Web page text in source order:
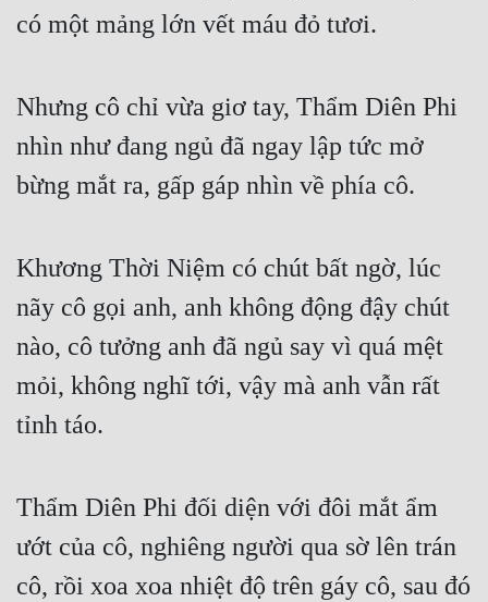
có một mảng lớn vết máu đỏ tươi.
Nhưng cô chỉ vừa giơ tay, Thẩm Diên Phi
nhìn như đang ngủ đã ngay lập tức mở
bừng mắt ra, gấp gáp nhìn về phía cô.
Khương Thời Niệm có chút bất ngờ, lúc
nãy cô gọi anh, anh không động đậy chút
nào, cô tưởng anh đã ngủ say vì quá mệt
mỏi, không nghĩ tới, vậy mà anh vẫn rất
tỉnh táo.
Thẩm Diên Phi đối diện với đôi mắt ẩm
ướt của cô, nghiêng người qua sờ lên trán
cô, rồi xoa xoa nhiệt độ trên gáy cô, sau đó